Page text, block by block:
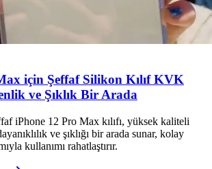
için Şeffaf Silikon Kılıf KVK
ve Şıklık Bir Arada
iPhone 12 Pro Max kılıfı, yüksek kaliteli
ve şıklığı bir arada sunar, kolay
kullanımı rahatlaştırır.